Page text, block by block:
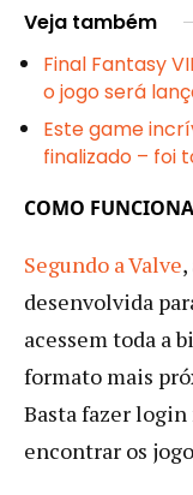
Veja também
Final Fantasy
o jogo será
Este game
finalizado – foi
COMO
Segundo a Valve
desenvolvida
acessem toda a
formato mais
Basta fazer
encontrar os